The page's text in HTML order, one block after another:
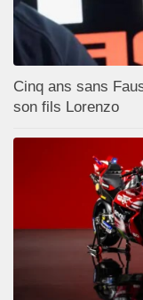
Cinq ans sans
son fils Lorenzo